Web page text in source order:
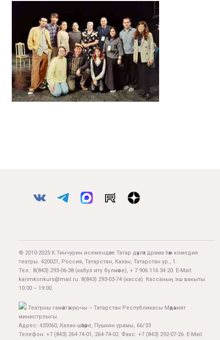
© 2010-2025 К.Тинчурин исемендәге Татар дәүләт драма һәм комедия
театры. 420021, Россия, Татарстан, Казан, Татарстан ур., 1.
Тел.: 8(843) 293-06-38 (кабул итү бүлмәсе), + 7 906 116 34 20. E-Mail:
karimkonkurs@mail.ru. 8(843) 293-03-74 (касса). Кассаның эш вакыты:
10:00 – 19:00.
Театрны гамәлгә куючы – Татарстан Республикасы Мәдәният
министрлыгы.
Адрес: 420060, Казан шәһәре, Пушкин урамы, 66/33
Телефон: +7 (843) 264-74-01, 264-74-02. Факс: +7 (843) 292-07-26. E-Mail: